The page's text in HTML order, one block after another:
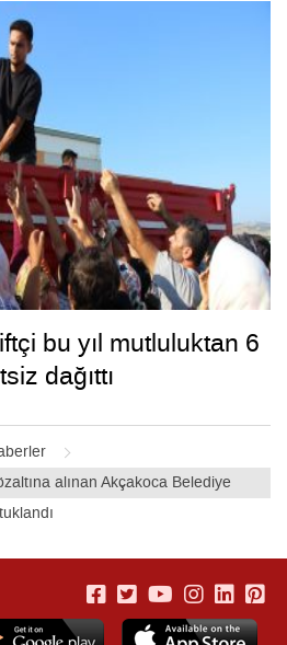
alınan Akçakoca Belediye
bu yıl mutluluktan 6
dağıttı